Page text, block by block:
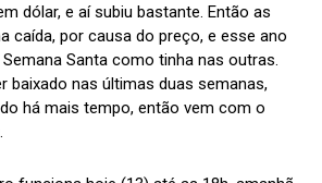
dólar, e aí subiu bastante. Então as
caída, por causa do preço, e esse ano
Santa como tinha nas outras.
baixado nas últimas duas semanas,
há mais tempo, então vem com o